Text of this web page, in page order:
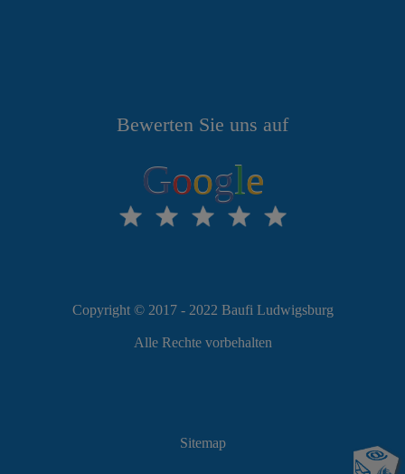
Bewerten Sie uns auf
Google
Copyright © 2017 - 2022 Baufi Ludwigsburg
Alle Rechte vorbehalten
Sitemap